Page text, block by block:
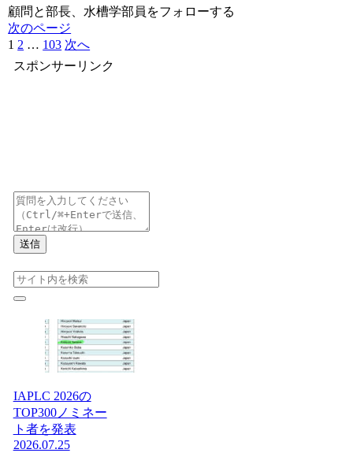
顧問と部長、水槽学部員をフォローする
次のページ
1 2 … 103 次へ
スポンサーリンク
送信
IAPLC 2026の
TOP300ノミネー
ト者を発表
2026.07.25